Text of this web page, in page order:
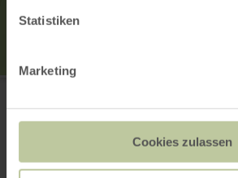
Statistiken
Marketing
Cookies zulassen
Wanderparkplatz Finkenauel Erkensruhr
52152 Simmerath-Hirschrott
in Karte anzeigen